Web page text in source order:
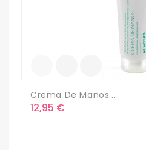
Crema De Manos...
Precio
12,95 €